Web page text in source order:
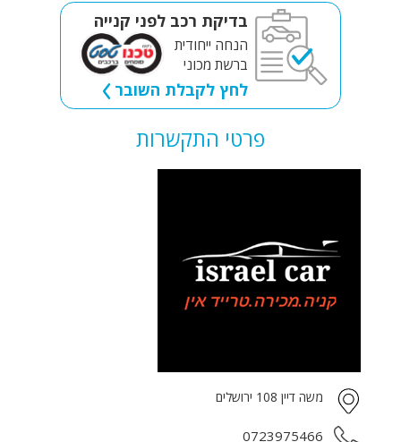
בדיקת רכב לפני קנייה
הנחה ייחודית
ברשת מכוני
לחץ לקבלת השובר
פרטי התקשרות
משה דיין 108 ירושלים
0723975466